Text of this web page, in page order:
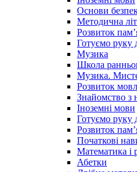
Основи
Методична
Розвиток
Готуємо руку
Музика
Школа
Музика.
Розвиток
Знайомство з
Іноземні мови
Готуємо руку
Розвиток
Початкові
Математика і
Абетки